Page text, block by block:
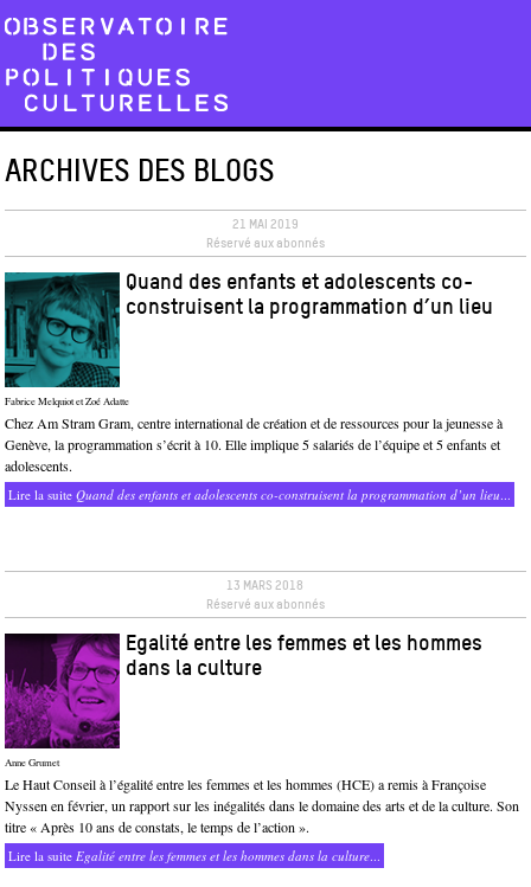
ARCHIVES DES BLOGS
21 MAI 2019
Réservé aux abonnés
Quand des enfants et adolescents co-
construisent la programmation d’un lieu
Fabrice Melquiot et Zoé Adatte
Chez Am Stram Gram, centre international de création et de ressources pour la jeunesse à
Genève, la programmation s’écrit à 10. Elle implique 5 salariés de l’équipe et 5 enfants et
adolescents.
Lire la suiteQuand des enfants et adolescents co-construisent la programmation d’un lieu...
13 MARS 2018
Réservé aux abonnés
Egalité entre les femmes et les hommes
dans la culture
Anne Grumet
Le Haut Conseil à l’égalité entre les femmes et les hommes (HCE) a remis à Françoise
Nyssen en février, un rapport sur les inégalités dans le domaine des arts et de la culture. Son
titre « Après 10 ans de constats, le temps de l’action ».
Lire la suiteEgalité entre les femmes et les hommes dans la culture...